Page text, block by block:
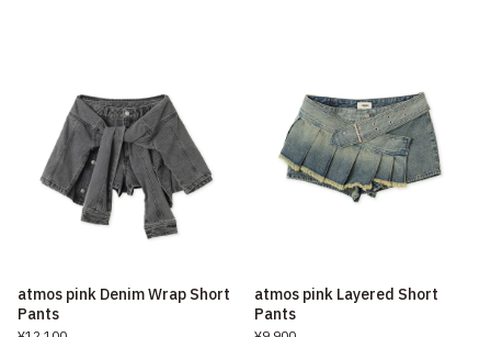
atmos pink Denim Wrap Short
Pants
atmos pink Layered Short
Pants